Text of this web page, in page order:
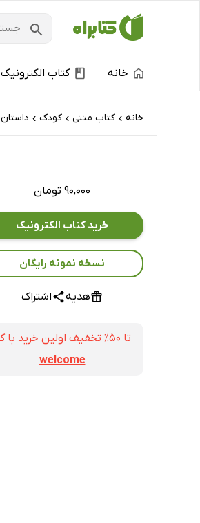
خانه کتاب الکترونیک
خانه › کتاب‌ متنی › کودک › داستان
۹۰,۰۰۰ تومان
خرید کتاب الکترونیک
نسخه نمونه رایگان
هدیه اشتراک
تا ۵۰٪ تخفیف اولین خرید با کد
welcome